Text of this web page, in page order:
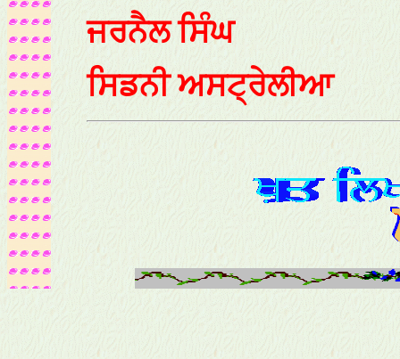
ਜਰਨੈਲ ਸਿੰਘ
ਸਿਡਨੀ ਅਸਟ੍ਰੇਲੀਆ